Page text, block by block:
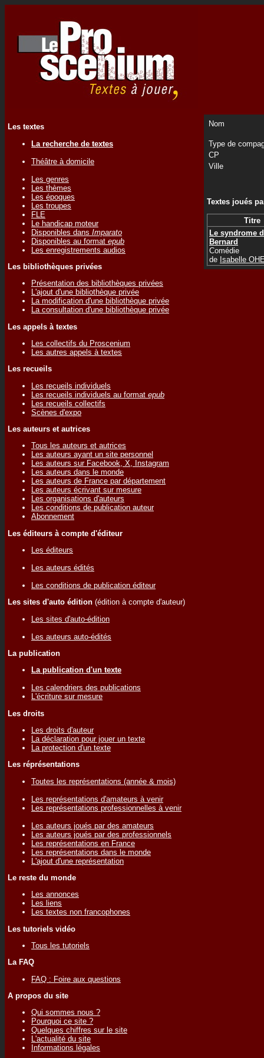
Les textes
La recherche de textes
Théâtre à domicile
Les genres
Les thèmes
Les époques
Les troupes
FLE
Le handicap moteur
Disponibles dans Imparato
Disponibles au format epub
Les enregistrements audios
Les bibliothèques privées
Présentation des bibliothèques privées
L'ajout d'une bibliothèque privée
La modification d'une bibliothèque privée
La consultation d'une bibliothèque privée
Les appels à textes
Les collectifs du Proscenium
Les autres appels à textes
Les recueils
Les recueils individuels
Les recueils individuels au format epub
Les recueils collectifs
Scènes d'expo
Les auteurs et autrices
Tous les auteurs et autrices
Les auteurs ayant un site personnel
Les auteurs sur Facebook, X, Instagram
Les auteurs dans le monde
Les auteurs de France par département
Les auteurs écrivant sur mesure
Les organisations d'auteurs
Les conditions de publication auteur
Abonnement
Les éditeurs à compte d'éditeur
Les éditeurs
Les auteurs édités
Les conditions de publication éditeur
Les sites d'auto édition (édition à compte d'auteur)
Les sites d'auto-édition
Les auteurs auto-édités
La publication
La publication d'un texte
Les calendriers des publications
L'écriture sur mesure
Les droits
Les droits d'auteur
La déclaration pour jouer un texte
La protection d'un texte
Les réprésentations
Toutes les représentations (année & mois)
Les représentations d'amateurs à venir
Les représentations professionnelles à venir
Les auteurs joués par des amateurs
Les auteurs joués par des professionnels
Les représentations en France
Les représentations dans le monde
L'ajout d'une représentation
Le reste du monde
Les annonces
Les liens
Les textes non francophones
Les tutoriels vidéo
Tous les tutoriels
La FAQ
FAQ : Foire aux questions
A propos du site
Qui sommes nous ?
Pourquoi ce site ?
Quelques chiffres sur le site
L'actualité du site
Informations légales
Nom
Type de
CP
Ville
Textes joués
Titre
Le syndrome
Bernard
Comédie
de Isabelle